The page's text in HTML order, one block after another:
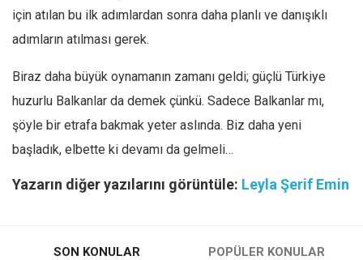
için atılan bu ilk adımlardan sonra daha planlı ve danışıklı
adımların atılması gerek.
Biraz daha büyük oynamanın zamanı geldi; güçlü Türkiye
huzurlu Balkanlar da demek çünkü. Sadece Balkanlar mı,
şöyle bir etrafa bakmak yeter aslında. Biz daha yeni
başladık, elbette ki devamı da gelmeli…
Yazarın diğer yazılarını görüntüle: Leyla Şerif Emin
SON KONULAR POPÜLER KONULAR